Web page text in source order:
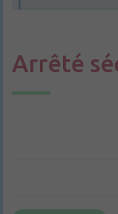
Arrêté